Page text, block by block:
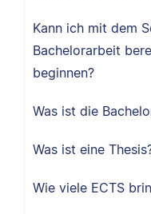
Kann ich mit dem
Bachelorarbeit
beginnen?
Was ist die
Was ist eine
Wie viele ECTS